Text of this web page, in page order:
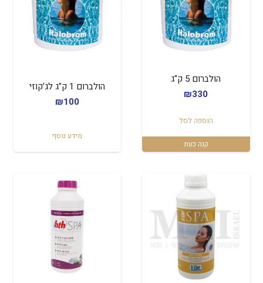
הולברום 5 ק"ג
₪330
הוספה לסל
קנה כעת
הולברום 1 ק"ג לג'קוזי
₪100
מידע נוסף